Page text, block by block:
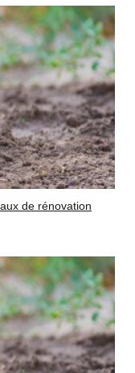
de rénovation